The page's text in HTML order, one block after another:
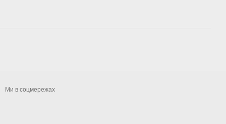
Ми в соцмережах